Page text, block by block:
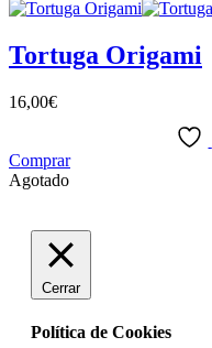
Tortuga Origami
16,00€
Comprar
Agotado
Cerrar
Política de Cookies